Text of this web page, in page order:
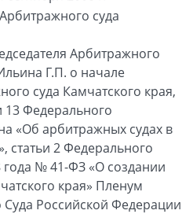
суда
Арбитражного
Г.П. о начале
суда Камчатского края,
13 Федерального
«Об арбитражных судах в
статьи 2 Федерального
года № 41-ФЗ «О создании
края» Пленум
Российской Федерации